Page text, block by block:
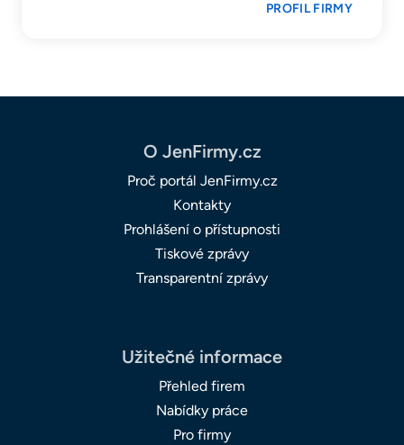
PROFIL FIRMY
O JenFirmy.cz
Proč portál JenFirmy.cz
Kontakty
Prohlášení o přístupnosti
Tiskové zprávy
Transparentní zprávy
Užitečné informace
Přehled firem
Nabídky práce
Pro firmy